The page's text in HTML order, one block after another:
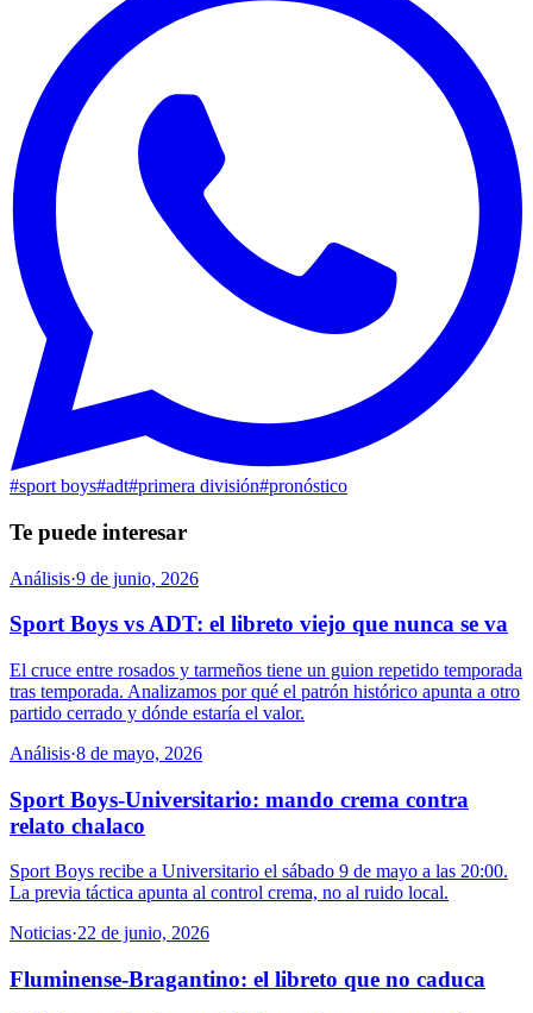
#sport boys#adt#primera división#pronóstico
Te puede interesar
Análisis·9 de junio, 2026
Sport Boys vs ADT: el libreto viejo que nunca se va
El cruce entre rosados y tarmeños tiene un guion repetido temporada
tras temporada. Analizamos por qué el patrón histórico apunta a otro
partido cerrado y dónde estaría el valor.
Análisis·8 de mayo, 2026
Sport Boys-Universitario: mando crema contra
relato chalaco
Sport Boys recibe a Universitario el sábado 9 de mayo a las 20:00.
La previa táctica apunta al control crema, no al ruido local.
Noticias·22 de junio, 2026
Fluminense-Bragantino: el libreto que no caduca